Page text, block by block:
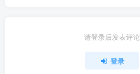
请登录后发表评论
登录